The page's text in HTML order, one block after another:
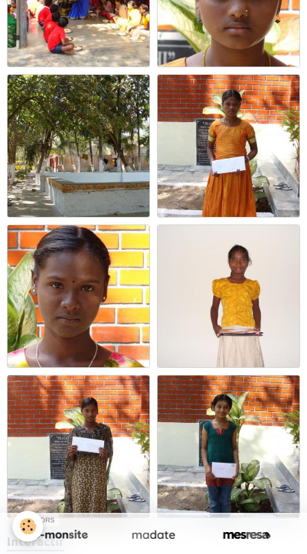
Interactif
SPONSORS